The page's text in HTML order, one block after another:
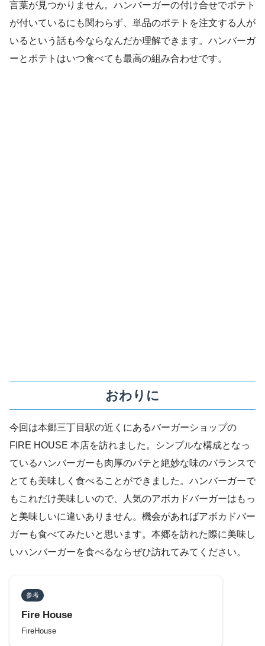
言葉が見つかりません。ハンバーガーの付け合せでポテト
が付いているにも関わらず、単品のポテトを注文する人が
いるという話も今ならなんだか理解できます。ハンバーガ
ーとポテトはいつ食べても最高の組み合わせです。
おわりに
今回は本郷三丁目駅の近くにあるバーガーショップの
FIRE HOUSE 本店を訪れました。シンプルな構成となっ
ているハンバーガーも肉厚のパテと絶妙な味のバランスで
とても美味しく食べることができました。ハンバーガーで
もこれだけ美味しいので、人気のアボカドバーガーはもっ
と美味しいに違いありません。機会があればアボカドバー
ガーも食べてみたいと思います。本郷を訪れた際に美味し
いハンバーガーを食べるならぜひ訪れてみてください。
参考
Fire House
FireHouse